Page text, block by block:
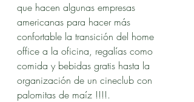
que hacen algunas empresas
americanas para hacer más
confortable la transición del home
office a la oficina, regalías como
comida y bebidas gratis hasta la
organización de un cineclub con
palomitas de maíz !!!!.